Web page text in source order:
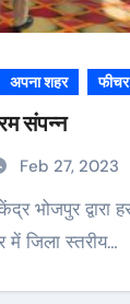
अपना शहर फीचर
संपन्न
Feb 27, 2023
में जिला स्तरीय…